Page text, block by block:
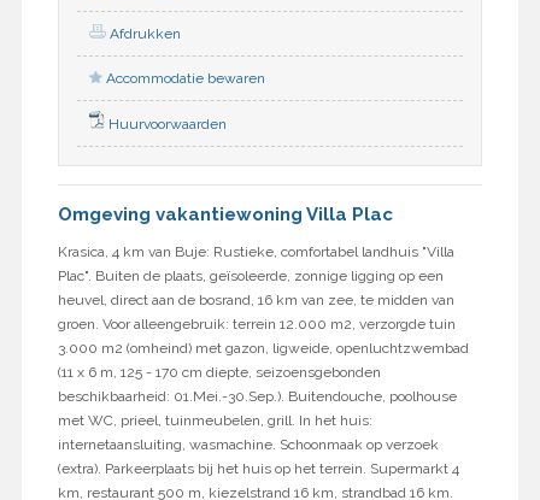
Afdrukken
Accommodatie bewaren
Huurvoorwaarden
Omgeving vakantiewoning Villa Plac
Krasica, 4 km van Buje: Rustieke, comfortabel landhuis "Villa
Plac". Buiten de plaats, geïsoleerde, zonnige ligging op een
heuvel, direct aan de bosrand, 16 km van zee, te midden van
groen. Voor alleengebruik: terrein 12.000 m2, verzorgde tuin
3.000 m2 (omheind) met gazon, ligweide, openluchtzwembad
(11 x 6 m, 125 - 170 cm diepte, seizoensgebonden
beschikbaarheid: 01.Mei.-30.Sep.). Buitendouche, poolhouse
met WC, prieel, tuinmeubelen, grill. In het huis:
internetaansluiting, wasmachine. Schoonmaak op verzoek
(extra). Parkeerplaats bij het huis op het terrein. Supermarkt 4
km, restaurant 500 m, kiezelstrand 16 km, strandbad 16 km.